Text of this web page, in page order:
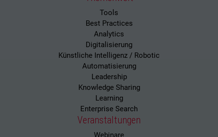
Tools
Best Practices
Analytics
Digitalisierung
Künstliche Intelligenz / Robotic
Automatisierung
Leadership
Knowledge Sharing
Learning
Enterprise Search
Veranstaltungen
Webinare